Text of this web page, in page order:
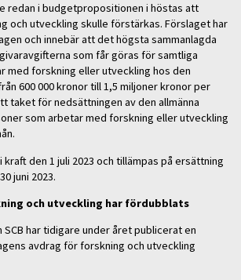
redan i budgetpropositionen i höstas att
och utveckling skulle förstärkas. Förslaget har
och innebär att det högsta sammanlagda
som får göras för samtliga
med forskning eller utveckling hos den
600 000 kronor till 1,5 miljoner kronor per
taket för nedsättningen av den allmänna
som arbetar med forskning eller utveckling
den 1 juli 2023 och tillämpas på ersättning
juni 2023.
och utveckling har fördubblats
har tidigare under året publicerat en
avdrag för forskning och utveckling